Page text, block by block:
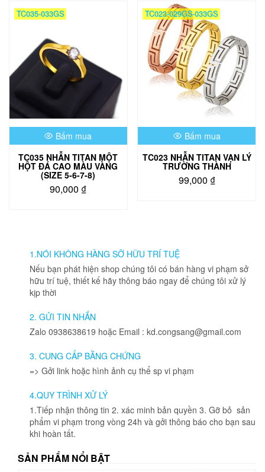
thể.
Các
tùy
chọn
chọn
trên
sản
phẩm
có
nhiều
biến
thể.
Các
tùy
chọn
có
thể
được
chọn
trên
sản
phẩm
TC035-033GS
Bấm mua
TC035 NHẪN TITAN MỘT
HỘT ĐÁ CAO MÀU VÀNG
(SIZE 5-6-7-8)
90,000 ₫
nhiều
biến
thể.
Các
chọn
thể
được
chọn
trên
sản
phẩm
TC023-029GS-033GS
Bấm mua
TC023 NHẪN TITAN VẠN LÝ
TRƯỜNG THÀNH
99,000 ₫
thể.
Các
thể
được
1.NÓI KHÔNG HÀNG SỠ HỮU TRÍ TUỆ
Nếu bạn phát hiện shop chúng tôi có bán hàng vi phạm sở
hữu trí tuệ, thiết kế hãy thông báo ngay để chúng tôi xử lý
kịp thời
2. GỬI TIN NHẮN
Zalo 0938638619 hoặc Email : kd.congsang@gmail.com
3. CUNG CẤP BẰNG CHỨNG
=> Gởi link hoặc hình ảnh cụ thể sp vi phạm
4.QUY TRÌNH XỬ LÝ
1.Tiếp nhận thông tin 2. xác minh bản quyền 3. Gỡ bỏ sản
phẩm vi phạm trong vòng 24h và gởi thông báo cho bạn sau
khi hoàn tất.
SẢN PHẨM NỔI BẬT